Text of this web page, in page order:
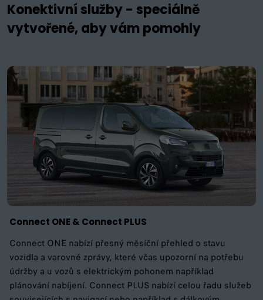
Konektivní služby - speciálně
vytvořené, aby vám pomohly
Connect ONE & Connect PLUS
Connect ONE nabízí přesný měsíční přehled o stavu
vozidla a varovné zprávy, které včas upozorní na potřebu
údržby a u vozů s elektrickým pohonem například
plánování nabíjení. Connect PLUS nabízí celou řadu služeb